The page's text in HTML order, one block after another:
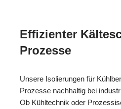
Effizienter
Prozesse
Unsere Isolierungen für
Prozesse nachhaltig bei
Ob Kühltechnik oder